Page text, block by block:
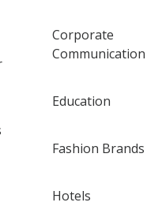
Corporate
Communication
Education
Fashion Brands
Hotels